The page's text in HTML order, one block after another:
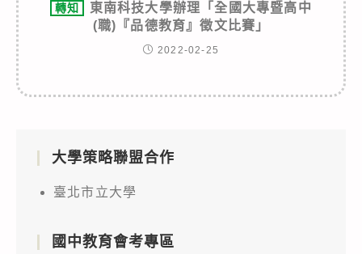
轉知
東南科技大學辦理「全國大專暨高中
(職)『品德教育』徵文比賽」
2022-02-25
大學策略聯盟合作
臺北市立大學
國中教育會考專區